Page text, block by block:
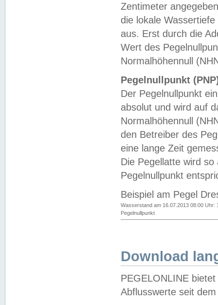
Zentimeter
die lokale
aus. Erst durch die
Wert des
Normalhöhennull
Pegelnullpunkt
Der Pegelnullpunkt
absolut und wird auf
Normalhöhennull
den Betreiber des
eine lange Zeit
Die Pegellatte wird
Pegelnullpunkt
Beispiel am Pegel
Wasserstand am 16.07.2013 08:00 Uhr:
Pegelnullpunkt
Download
PEGELONLINE
Abflusswerte seit